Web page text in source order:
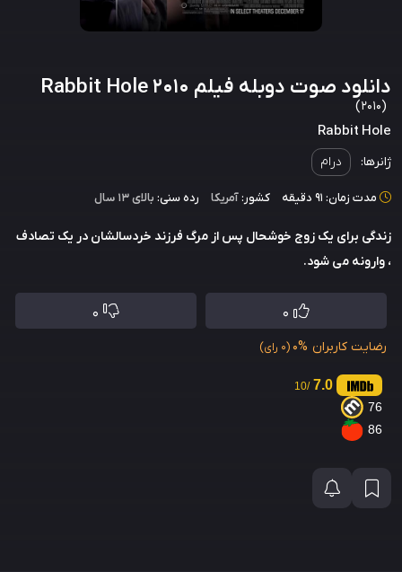
دانلود صوت دوبله فیلم Rabbit Hole 2010
(2010)
Rabbit Hole
ژانرها: درام
مدت زمان: 91 دقیقه کشور:آمریکا رده سنی: بالای ۱۳ سال
زندگی برای یک زوج خوشحال پس از مرگ فرزند خردسالشان در یک تصادف
، وارونه می شود.
0
0
رضایت کاربران 0% (0 رای)
7.0
/10
76
86